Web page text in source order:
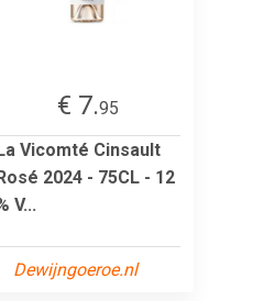
€ 7.95
Vicomté Cinsault
2024 - 75CL - 12
V...
Dewijngoeroe.nl